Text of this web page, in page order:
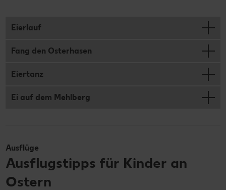
Eierlauf
Fang den Osterhasen
Eiertanz
Ei auf dem Mehlberg
Ausflüge
Ausflugstipps für Kinder an
Ostern